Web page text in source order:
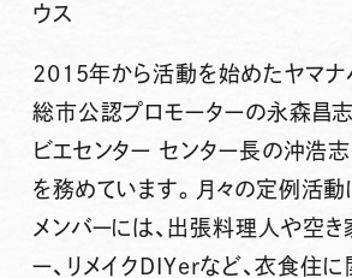
ウス
2015年から活動を始めたヤマナ
総市公認プロモーターの永森昌
ビエセンター センター長の沖浩
を務めています。月々の定例活
メンバーには、出張料理人や空
ー、リメイクDIYerなど、衣食住